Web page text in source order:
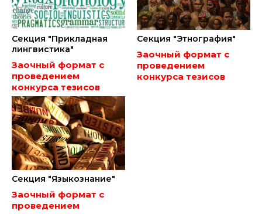
Секция "Прикладная
лингвистика"
Заочный формат с
проведением
конкурса тезисов
Секция "Этнография"
Заочный формат с
проведением
конкурса тезисов
Секция "Языкознание"
Заочный формат с
проведением